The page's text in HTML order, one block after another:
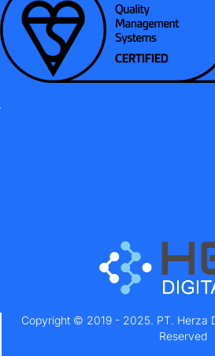
Copyright © 2019 - 2025. PT. Herza
Reserved